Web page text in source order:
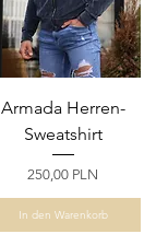
Armada Herren-
Sweatshirt
Preis
250,00 PLN
In den Warenkorb